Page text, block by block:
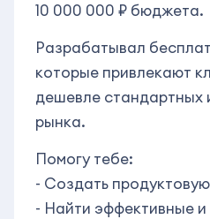
10 000 000 ₽ бюджета.
Разрабатывал
которые привлекают
дешевле стандартных
рынка.
Помогу тебе:
- Создать
- Найти эффективные